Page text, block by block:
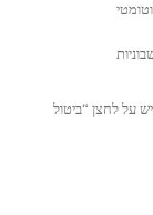
על לחצן “ביטול